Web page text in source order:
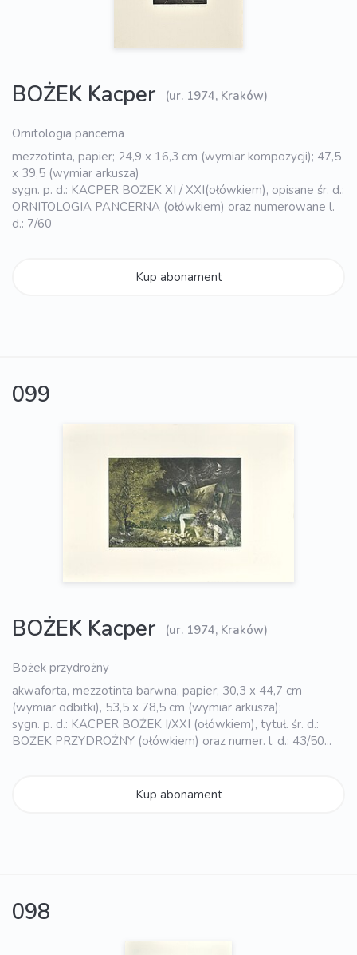
BOŻEK Kacper (ur. 1974, Kraków)
Ornitologia pancerna
mezzotinta, papier; 24,9 x 16,3 cm (wymiar kompozycji); 47,5
x 39,5 (wymiar arkusza)
sygn. p. d.: KACPER BOŻEK XI / XXI(ołówkiem), opisane śr. d.:
ORNITOLOGIA PANCERNA (ołówkiem) oraz numerowane l.
d.: 7/60
Kup abonament
099
BOŻEK Kacper (ur. 1974, Kraków)
Bożek przydrożny
akwaforta, mezzotinta barwna, papier; 30,3 x 44,7 cm
(wymiar odbitki), 53,5 x 78,5 cm (wymiar arkusza);
sygn. p. d.: KACPER BOŻEK I/XXI (ołówkiem), tytuł. śr. d.:
BOŻEK PRZYDROŻNY (ołówkiem) oraz numer. l. d.: 43/50...
Kup abonament
098